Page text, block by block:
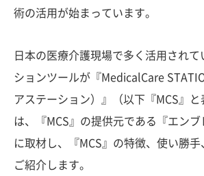
術の活用が始まっています。
日本の医療介護現場で多く活用されて
ションツールが『MedicalCare
アステーション）』（以下『MCS』と
は、『MCS』の提供元である『エンブ
に取材し、『MCS』の特徴、使い勝
ご紹介します。